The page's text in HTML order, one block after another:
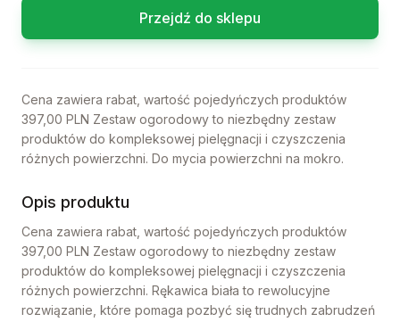
Przejdź do sklepu
Cena zawiera rabat, wartość pojedyńczych produktów
397,00 PLN Zestaw ogorodowy to niezbędny zestaw
produktów do kompleksowej pielęgnacji i czyszczenia
różnych powierzchni. Do mycia powierzchni na mokro.
Opis produktu
Cena zawiera rabat, wartość pojedyńczych produktów
397,00 PLN Zestaw ogorodowy to niezbędny zestaw
produktów do kompleksowej pielęgnacji i czyszczenia
różnych powierzchni. Rękawica biała to rewolucyjne
rozwiązanie, które pomaga pozbyć się trudnych zabrudzeń